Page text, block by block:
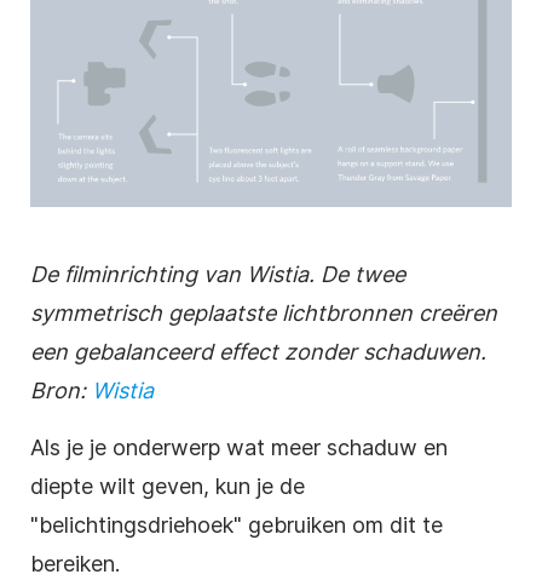
De filminrichting van Wistia. De twee
symmetrisch geplaatste lichtbronnen creëren
een gebalanceerd effect zonder schaduwen.
Bron: Wistia
Als je je onderwerp wat meer schaduw en
diepte wilt geven, kun je de
"belichtingsdriehoek" gebruiken om dit te
bereiken.